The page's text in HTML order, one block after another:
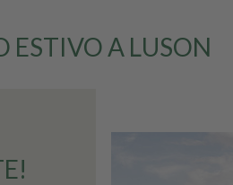
ESTIVO A LUSON